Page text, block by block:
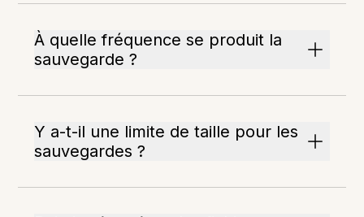
À quelle fréquence se produit la
sauvegarde ?
Y a-t-il une limite de taille pour les
sauvegardes ?